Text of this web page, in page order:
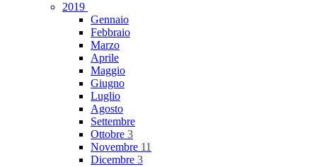
2019
Gennaio
Febbraio
Marzo
Aprile
Maggio
Giugno
Luglio
Agosto
Settembre
Ottobre 3
Novembre 11
Dicembre 3